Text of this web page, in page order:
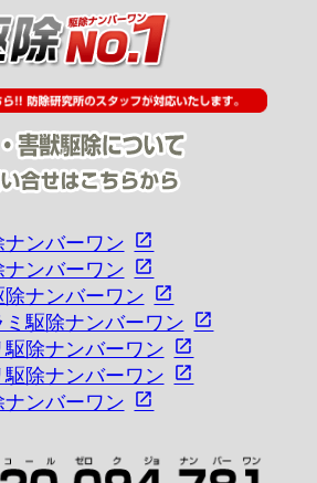
ナンバーワン
ナンバーワン
除ナンバーワン
ミ駆除ナンバーワン
駆除ナンバーワン
駆除ナンバーワン
ナンバーワン